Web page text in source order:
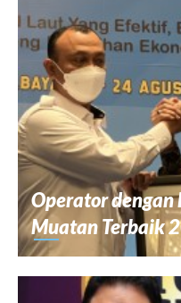
Operator dengan
Muatan Terbaik